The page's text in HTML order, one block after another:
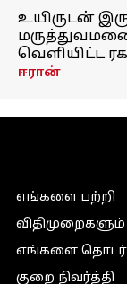
உயிருடன்
வெளியிட்ட
ஈரான்
எங்களை பற்றி
எங்களை
குறை நிவர்த்தி